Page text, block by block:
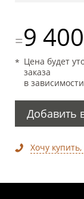
=9 400
Цена будет
заказа
в
Добавить
Хочу